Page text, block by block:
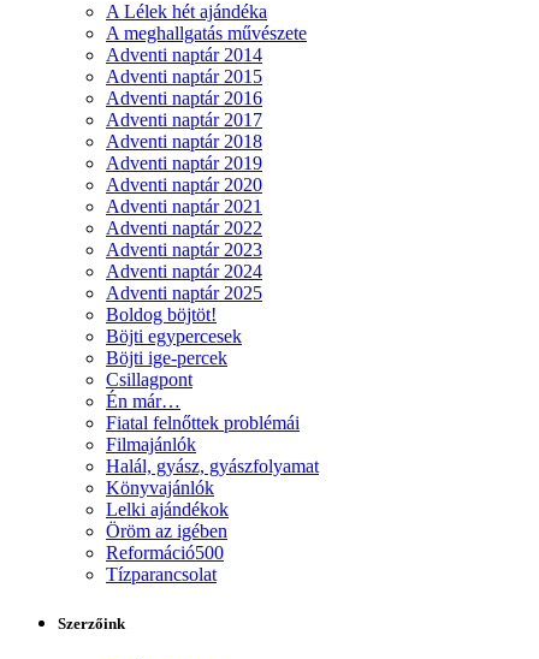
A Lélek hét ajándéka
A meghallgatás művészete
Adventi naptár 2014
Adventi naptár 2015
Adventi naptár 2016
Adventi naptár 2017
Adventi naptár 2018
Adventi naptár 2019
Adventi naptár 2020
Adventi naptár 2021
Adventi naptár 2022
Adventi naptár 2023
Adventi naptár 2024
Adventi naptár 2025
Boldog böjtöt!
Böjti egypercesek
Böjti ige-percek
Csillagpont
Én már…
Fiatal felnőttek problémái
Filmajánlók
Halál, gyász, gyászfolyamat
Könyvajánlók
Lelki ajándékok
Öröm az igében
Reformáció500
Tízparancsolat
Szerzőink